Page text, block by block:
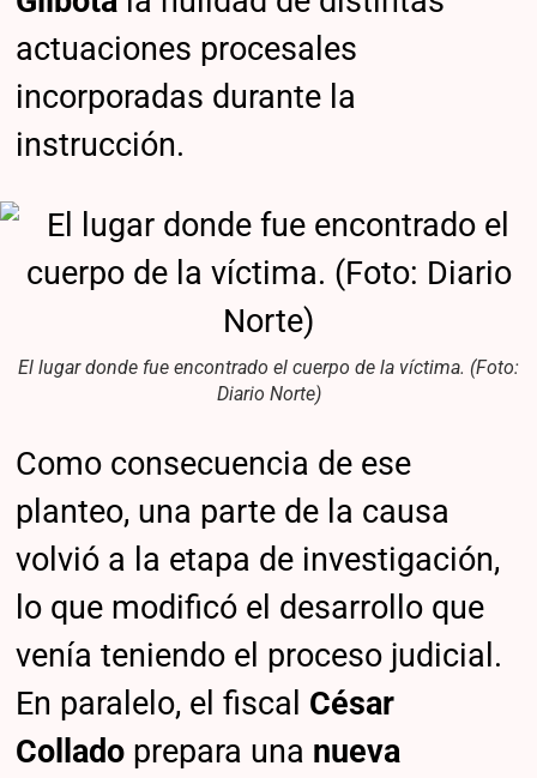
actuaciones procesales
incorporadas durante la
instrucción.
El lugar donde fue encontrado el cuerpo de la víctima. (Foto:
Diario Norte)
Como consecuencia de ese
planteo, una parte de la causa
volvió a la etapa de investigación,
lo que modificó el desarrollo que
venía teniendo el proceso judicial.
En paralelo, el fiscal César
Collado prepara una nueva